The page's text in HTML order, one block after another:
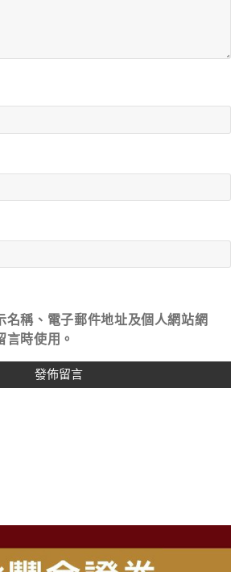
名稱、電子郵件地址及個人網站網
言時使用。